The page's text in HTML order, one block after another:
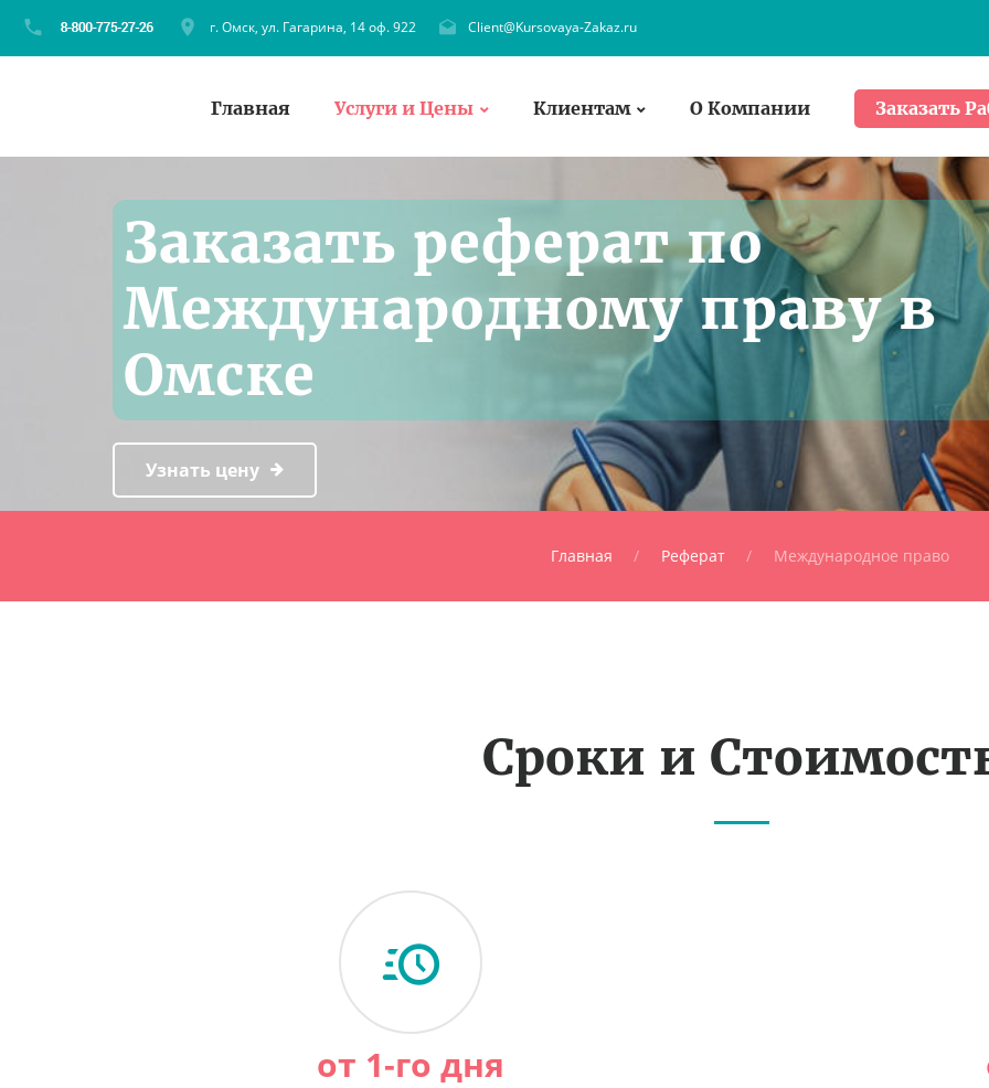
г. Омск, ул. Гагарина, 14 оф. 922 Client@Kursovaya-Zakaz.ru
Главная Услуги и Цены Клиентам О Компании Заказать
Заказать реферат по
Международному праву в
Омске
Узнать цену
Главная Реферат Международное право
Сроки и
от 1-го дня